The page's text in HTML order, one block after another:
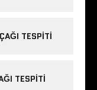
TESPITI
TESPITI